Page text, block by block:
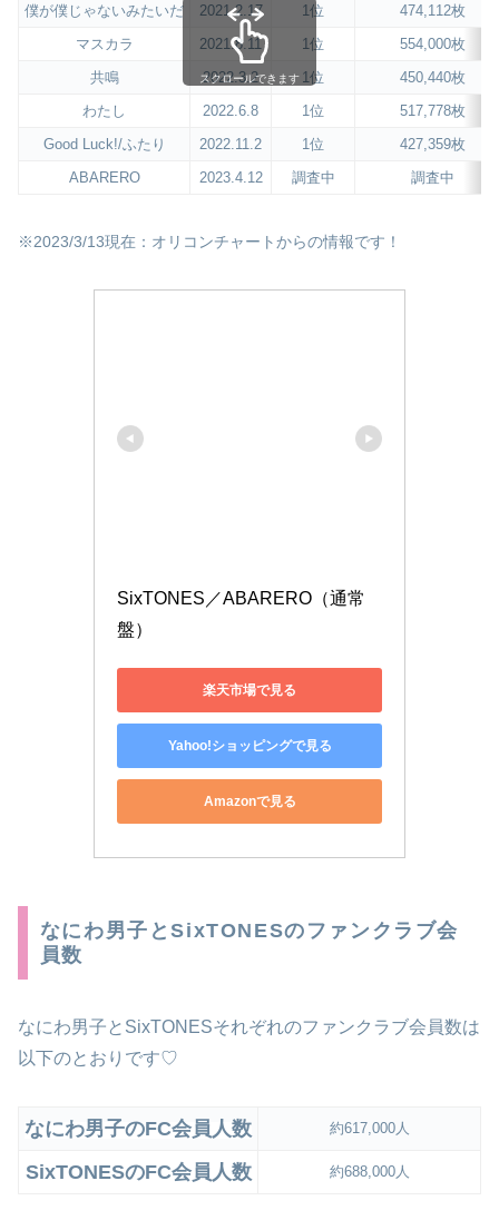
僕が僕じゃないみたいだ
2021.2.17 1位
474,112枚
マスカラ
2021.8.11 1位
554,000枚
共鳴
2022.3.2 1位
450,440枚
わたし
2022.6.8 1位
517,778枚
Good Luck!/ふたり
2022.11.2 1位
427,359枚
ABARERO
2023.4.12 調査中 調査中
スクロールできます
※2023/3/13現在：オリコンチャートからの情報です！
SixTONES／ABARERO（通常
盤）
楽天市場で見る
Yahoo!ショッピングで見る
Amazonで見る
なにわ男子とSixTONESのファンクラブ会
員数
なにわ男子とSixTONESそれぞれのファンクラブ会員数は
以下のとおりです♡
なにわ男子のFC会員人数 約617,000人
SixTONESのFC会員人数 約688,000人